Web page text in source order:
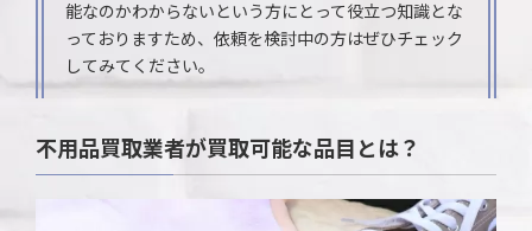
能なのかわからないという方にとって役立つ知識とな
っておりますため、依頼を検討中の方はぜひチェック
してみてください。
不用品買取業者が買取可能な品目とは？